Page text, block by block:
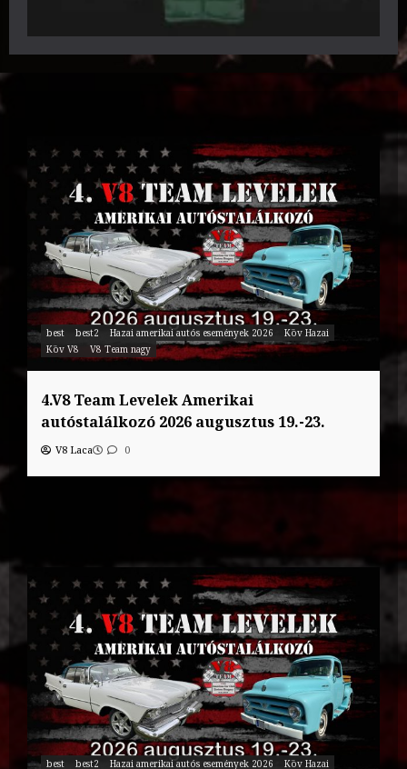
best best2 Hazai amerikai autós események 2026
Köv Hazai
Köv V8
V8 Team nagy
4.V8 Team Levelek Amerikai
autóstalálkozó 2026 augusztus 19.-23.
V8 Laca 0
best best2 Hazai amerikai autós események 2026 Köv Hazai